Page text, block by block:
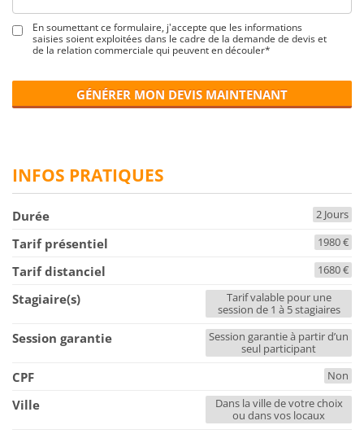
En soumettant ce formulaire, j'accepte que les informations
saisies soient exploitées dans le cadre de la demande de devis et
de la relation commerciale qui peuvent en découler*
GÉNÉRER MON DEVIS MAINTENANT
INFOS PRATIQUES
Durée 2 Jours
Tarif présentiel 1980 €
Tarif distanciel 1680 €
Stagiaire(s)
Tarif valable pour une
session de 1 à 5 stagiaires
Session garantie
Session garantie à partir d’un
seul participant
CPF Non
Ville
Dans la ville de votre choix
ou dans vos locaux